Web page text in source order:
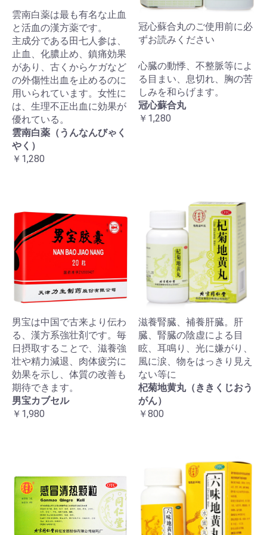
雲南白薬は最も有名な止血
と活血の漢方薬です。
主成分である田七人参は、
止血、化膿止め、鎮痛効果
があり、古くからケガなど
の外傷性出血を止めるのに
用いられています。女性に
は、生理不正出血に効果が
優れている。
雲南白薬（うんなんびゃく
やく）
￥1,280
冠心蘇合丸のご使用前に必
ずお読みください
心臓の動悸、不整脈等によ
る目まい、息切れ、胸の苦
しみを和らげます。
冠心蘇合丸
￥1,280
男宝は中国で古来より伝わ
る、漢方系強壮剤です。毎
日摂取することで、滋養強
壮や精力減退、肉体疲労に
効果を示し、体質の改善も
期待できます。
男宝カブセル
￥1,980
滋養腎臓、補養肝臓。肝
臓、腎臓の陰虚による目
眩、耳鳴り、光に嫌がり、
風に涙、物をはっきり見え
ない等に
杞菊地黄丸（ききくじおう
がん）
￥800